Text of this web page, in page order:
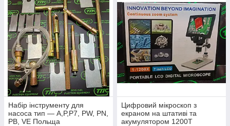
Набір інструменту для
насоса тип — A,P,P7, PW, PN,
PB, VE Польща
Цифровий мікроскоп з
екраном на штативі та
акумулятором 1200T